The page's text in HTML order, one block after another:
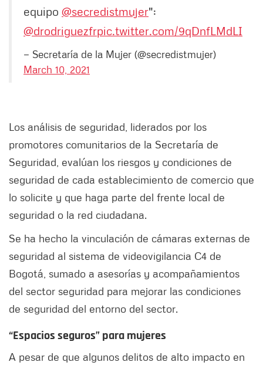
equipo @secredistmujer":
@drodriguezfrpic.twitter.com/9qDnfLMdLI
— Secretaría de la Mujer (@secredistmujer)
March 10, 2021
Los análisis de seguridad, liderados por los
promotores comunitarios de la Secretaría de
Seguridad, evalúan los riesgos y condiciones de
seguridad de cada establecimiento de comercio que
lo solicite y que haga parte del frente local de
seguridad o la red ciudadana.
Se ha hecho la vinculación de cámaras externas de
seguridad al sistema de videovigilancia C4 de
Bogotá, sumado a asesorías y acompañamientos
del sector seguridad para mejorar las condiciones
de seguridad del entorno del sector.
“Espacios seguros” para mujeres
A pesar de que algunos delitos de alto impacto en